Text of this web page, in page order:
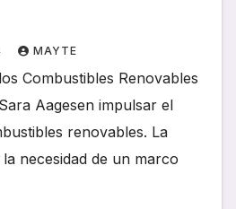
MAYTE
Combustibles Renovables
Aagesen impulsar el
renovables. La
necesidad de un marco